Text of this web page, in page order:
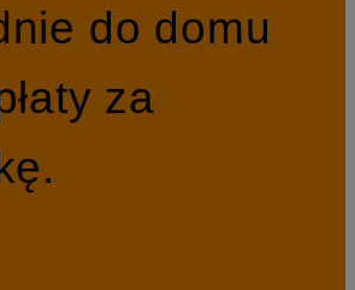
do domu
za